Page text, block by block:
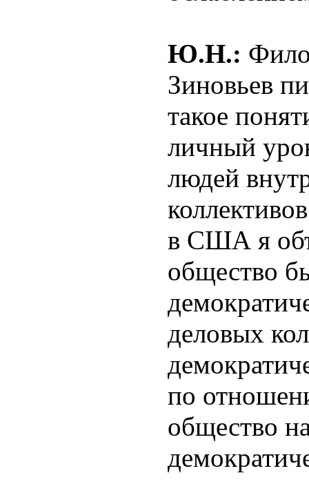
Ю.Н.:
Зиновьев
такое
личный
людей
в США я
общество
деловых
по
общество